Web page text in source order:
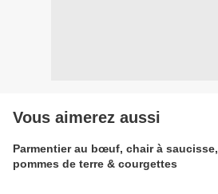
Vous aimerez aussi
Parmentier au bœuf, chair à saucisse,
pommes de terre & courgettes